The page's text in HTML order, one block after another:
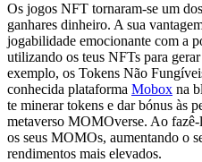
Os jogos NFT tornaram-se um
ganhares dinheiro. A sua
jogabilidade emocionante com a
utilizando os teus NFTs para
exemplo, os Tokens Não
conhecida plataforma Mobox na
te minerar tokens e dar bónus às
metaverso MOMOverse. Ao
os seus MOMOs, aumentando o
rendimentos mais elevados.